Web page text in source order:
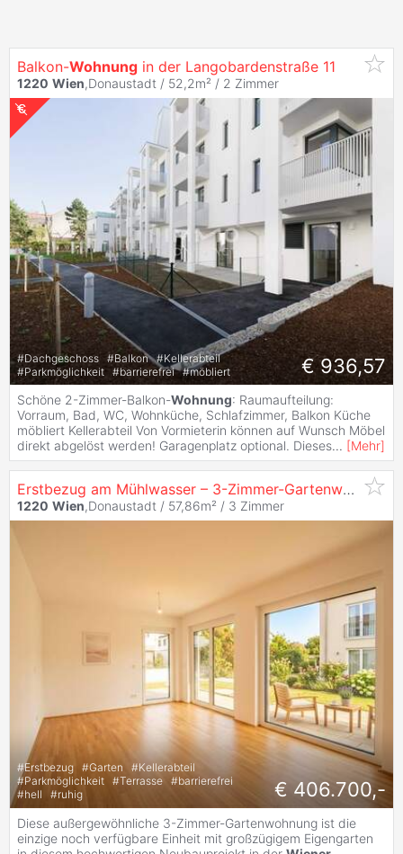
Balkon-Wohnung in der Langobardenstraße 11
1220 Wien,Donaustadt / 52,2m² / 2 Zimmer
#Dachgeschoss #Balkon #Kellerabteil
#Parkmöglichkeit #barrierefrei #möbliert € 936,57
Schöne 2-Zimmer-Balkon-Wohnung: Raumaufteilung:
Vorraum, Bad, WC, Wohnküche, Schlafzimmer, Balkon Küche
möbliert Kellerabteil Von Vormieterin können auf Wunsch Möbel
direkt abgelöst werden! Garagenplatz optional. Dieses... [Mehr]
Erstbezug am Mühlwasser – 3-Zimmer-Gartenwohnung mit ca. 105 m² Freifläche und großem Eigengarten
1220 Wien,Donaustadt / 57,86m² / 3 Zimmer
#Erstbezug #Garten #Kellerabteil
#Parkmöglichkeit #Terrasse #barrierefrei
#hell #ruhig € 406.700,-
Diese außergewöhnliche 3-Zimmer-Gartenwohnung ist die
einzige noch verfügbare Einheit mit großzügigem Eigengarten